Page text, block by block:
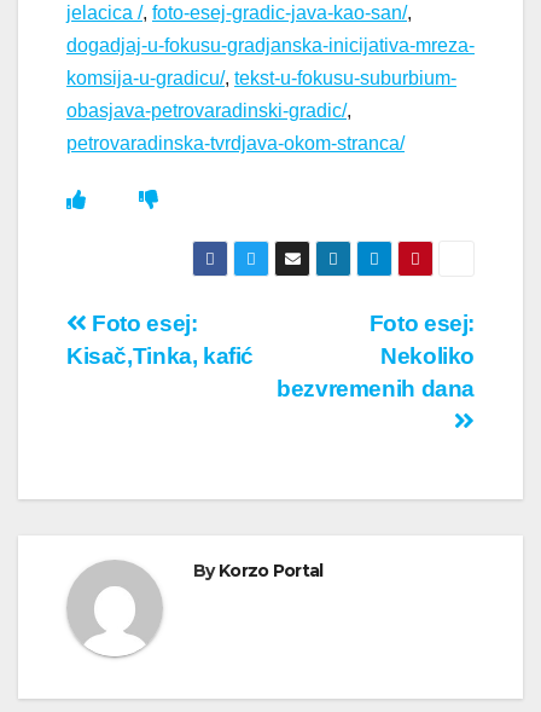
jelacica /, foto-esej-gradic-java-kao-san/,
dogadjaj-u-fokusu-gradjanska-inicijativa-mreza-
komsija-u-gradicu/, tekst-u-fokusu-suburbium-
obasjava-petrovaradinski-gradic/,
petrovaradinska-tvrdjava-okom-stranca/
Кретање
чланка
Foto esej:
Nekoliko
bezvremenih dana
Foto esej:
Kisač,Tinka, kafić
ByKorzo Portal